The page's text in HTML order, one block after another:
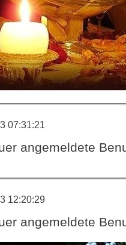
07:31:21
angemeldete
12:20:29
angemeldete